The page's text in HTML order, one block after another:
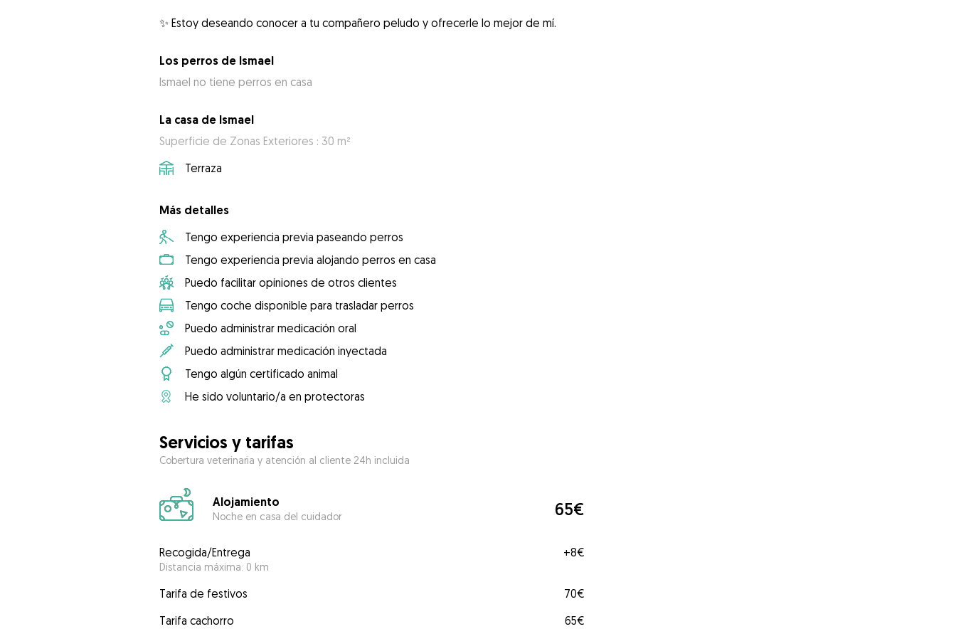
✨ Estoy deseando conocer a tu compañero peludo y ofrecerle lo mejor de mí.
Los perros de Ismael
Ismael no tiene perros en casa
La casa de Ismael
Superficie de Zonas Exteriores : 30 m²
Terraza
Más detalles
Tengo experiencia previa paseando perros
Tengo experiencia previa alojando perros en casa
Puedo facilitar opiniones de otros clientes
Tengo coche disponible para trasladar perros
Puedo administrar medicación oral
Puedo administrar medicación inyectada
Tengo algún certificado animal
He sido voluntario/a en protectoras
Servicios y tarifas
Cobertura veterinaria y atención al cliente 24h incluida
Alojamiento
Noche en casa del cuidador 65€
Recogida/Entrega
Distancia máxima: 0 km
+8€
Tarifa de festivos
70€
Tarifa cachorro
65€